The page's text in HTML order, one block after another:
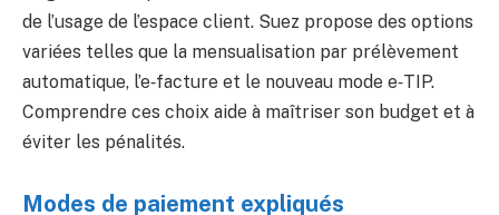
de l’usage de l’espace client. Suez propose des options
variées telles que la mensualisation par prélèvement
automatique, l’e‑facture et le nouveau mode e‑TIP.
Comprendre ces choix aide à maîtriser son budget et à
éviter les pénalités.
Modes de paiement expliqués